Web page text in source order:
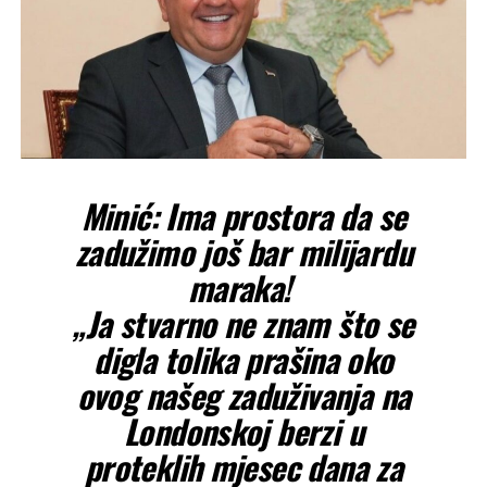
Minić: Ima prostora da se
zadužimo još bar milijardu
maraka!
„Ja stvarno ne znam što se
digla tolika prašina oko
ovog našeg zaduživanja na
Londonskoj berzi u
proteklih mjesec dana za